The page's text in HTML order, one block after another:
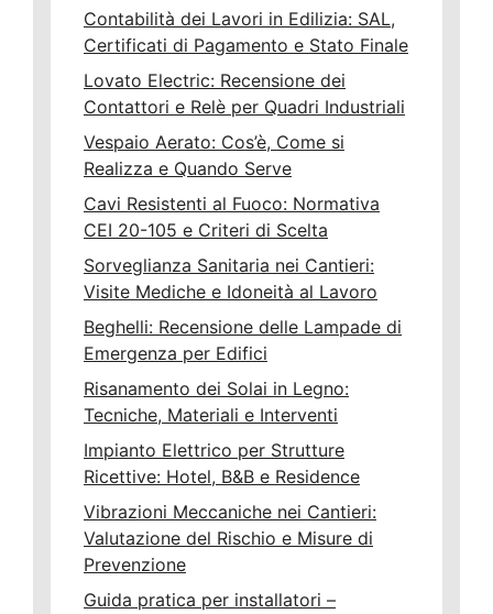
Contabilità dei Lavori in Edilizia: SAL,
Certificati di Pagamento e Stato Finale
Lovato Electric: Recensione dei
Contattori e Relè per Quadri Industriali
Vespaio Aerato: Cos’è, Come si
Realizza e Quando Serve
Cavi Resistenti al Fuoco: Normativa
CEI 20-105 e Criteri di Scelta
Sorveglianza Sanitaria nei Cantieri:
Visite Mediche e Idoneità al Lavoro
Beghelli: Recensione delle Lampade di
Emergenza per Edifici
Risanamento dei Solai in Legno:
Tecniche, Materiali e Interventi
Impianto Elettrico per Strutture
Ricettive: Hotel, B&B e Residence
Vibrazioni Meccaniche nei Cantieri:
Valutazione del Rischio e Misure di
Prevenzione
Guida pratica per installatori –